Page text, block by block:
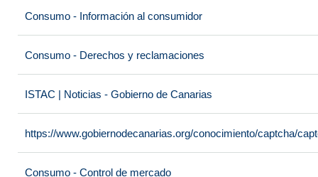
Consumo - Información al consumidor
Consumo - Derechos y reclamaciones
ISTAC | Noticias - Gobierno de Canarias
https://www.gobiernodecanarias.org/conocimiento/captcha/
Consumo - Control de mercado